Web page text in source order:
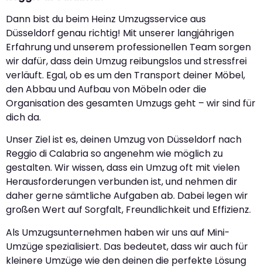
Dann bist du beim Heinz Umzugsservice aus
Düsseldorf genau richtig! Mit unserer langjährigen
Erfahrung und unserem professionellen Team sorgen
wir dafür, dass dein Umzug reibungslos und stressfrei
verläuft. Egal, ob es um den Transport deiner Möbel,
den Abbau und Aufbau von Möbeln oder die
Organisation des gesamten Umzugs geht – wir sind für
dich da.
Unser Ziel ist es, deinen Umzug von Düsseldorf nach
Reggio di Calabria so angenehm wie möglich zu
gestalten. Wir wissen, dass ein Umzug oft mit vielen
Herausforderungen verbunden ist, und nehmen dir
daher gerne sämtliche Aufgaben ab. Dabei legen wir
großen Wert auf Sorgfalt, Freundlichkeit und Effizienz.
Als Umzugsunternehmen haben wir uns auf Mini-
Umzüge spezialisiert. Das bedeutet, dass wir auch für
kleinere Umzüge wie den deinen die perfekte Lösung